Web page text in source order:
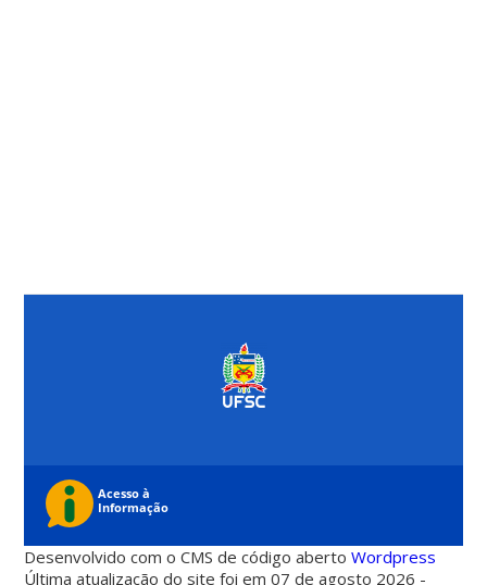
Desenvolvido com o CMS de código abertoWordpress
Última atualização do site foi em 07 de agosto 2026 -